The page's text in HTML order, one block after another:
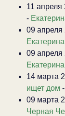
11 апреля
-
09 апреля
Екатерина
09 апреля
Екатерина
14 марта
ищет дом -
09 марта
Черная